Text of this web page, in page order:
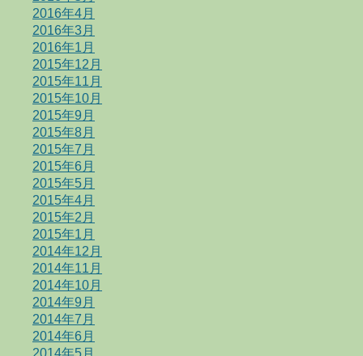
2016年4月
2016年3月
2016年1月
2015年12月
2015年11月
2015年10月
2015年9月
2015年8月
2015年7月
2015年6月
2015年5月
2015年4月
2015年2月
2015年1月
2014年12月
2014年11月
2014年10月
2014年9月
2014年7月
2014年6月
2014年5月